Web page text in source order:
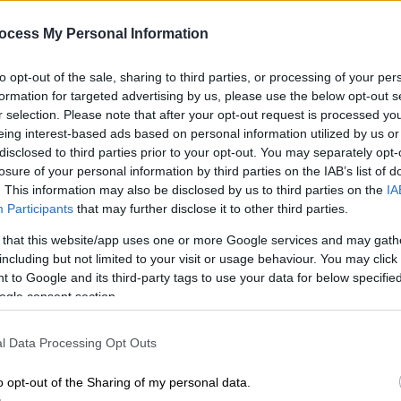
My Personal Information
opt-out of the sale, sharing to third parties, or processing of your
for targeted advertising by us, please use the below opt-out
selection. Please note that after your opt-out request is processed
interest-based ads based on personal information utilized by us
to third parties prior to your opt-out. You may separately
of your personal information by third parties on the IAB’s list of
This information may also be disclosed by us to third parties on the
Participants that may further disclose it to other third parties.
that this website/app uses one or more Google services and may
but not limited to your visit or usage behaviour. You may
to Google and its third-party tags to use your data for below
consent section.
Data Processing Opt Outs
opt-out of the Sharing of my personal data.
ότι τα πράγματα έχουν πάρει το δρόμο
απόψεως, δεν μας εξέπληξε. Φαντάζομαι
κακό στο παιδί, καταρχάς
φύγει από παθολογικά αίτια.Άρα
ότι μιλάμε για ακόμη ένα έγκλημα,
πως είμαστε στη σωστή κατεύθυνση
πως πρέπει να περιμένουμε το
το πόρισμα για τον Παναγιωτάκη)»
στον Κορυδαλλό - Το πρόσωπο
του Παναγιωτάκη